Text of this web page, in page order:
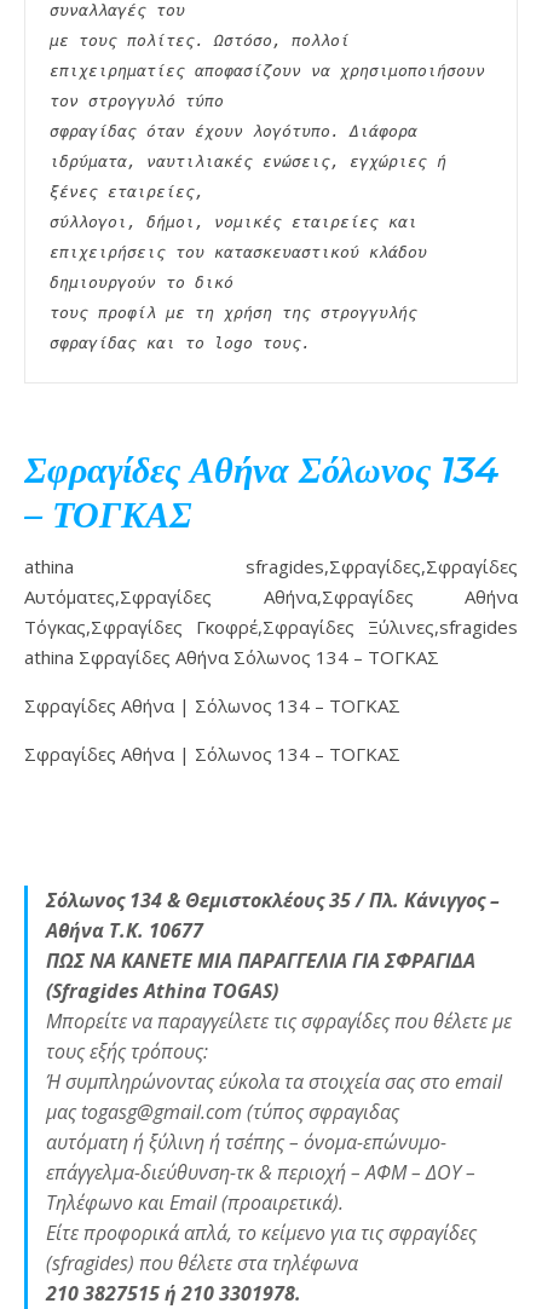
συναλλαγές του
με τους πολίτες. Ωστόσο, πολλοί
επιχειρηματίες αποφασίζουν να χρησιμοποιήσουν
τον στρογγυλό τύπο
σφραγίδας όταν έχουν λογότυπο. Διάφορα
ιδρύματα, ναυτιλιακές ενώσεις, εγχώριες ή
ξένες εταιρείες,
σύλλογοι, δήμοι, νομικές εταιρείες και
επιχειρήσεις του κατασκευαστικού κλάδου
δημιουργούν το δικό
τους προφίλ με τη χρήση της στρογγυλής
σφραγίδας και το logo τους.
Σφραγίδες Αθήνα Σόλωνος 134
– ΤΟΓΚΑΣ
athina sfragides,Σφραγίδες,Σφραγίδες
Αυτόματες,Σφραγίδες Αθήνα,Σφραγίδες Αθήνα
Τόγκας,Σφραγίδες Γκοφρέ,Σφραγίδες Ξύλινες,sfragides
athina Σφραγίδες Αθήνα Σόλωνος 134 – ΤΟΓΚΑΣ
Σφραγίδες Αθήνα | Σόλωνος 134 – ΤΟΓΚΑΣ
Σφραγίδες Αθήνα | Σόλωνος 134 – ΤΟΓΚΑΣ
Σόλωνος 134 & Θεμιστοκλέους 35 / Πλ. Κάνιγγος –
Αθήνα Τ.Κ. 10677
ΠΩΣ ΝΑ ΚΑΝΕΤΕ ΜΙΑ ΠΑΡΑΓΓΕΛΙΑ ΓΙΑ ΣΦΡΑΓΙΔΑ
(Sfragides Athina TOGAS)
Μπορείτε να παραγγείλετε τις σφραγίδες που θέλετε με
τους εξής τρόπους:
Ή συμπληρώνοντας εύκολα τα στοιχεία σας στο email
μας togasg@gmail.com (τύπος σφραγιδας
αυτόματη ή ξύλινη ή τσέπης – όνομα-επώνυμο-
επάγγελμα-διεύθυνση-τκ & περιοχή – ΑΦΜ – ΔΟΥ –
Τηλέφωνο και Email (προαιρετικά).
Είτε προφορικά απλά, το κείμενο για τις σφραγίδες
(sfragides) που θέλετε στα τηλέφωνα
210 3827515 ή 210 3301978.